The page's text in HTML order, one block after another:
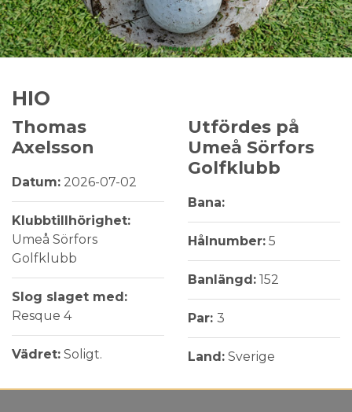
HIO
Thomas
Axelsson
Datum: 2026-07-02
Klubbtillhörighet:
Umeå Sörfors
Golfklubb
Slog slaget med:
Resque 4
Vädret: Soligt.
Utfördes på
Umeå Sörfors
Golfklubb
Bana:
Hålnumber: 5
Banlängd: 152
Par: 3
Land: Sverige